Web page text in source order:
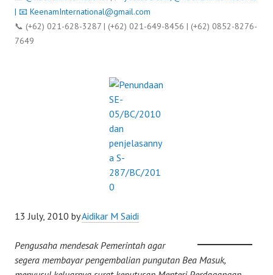
| 📧 KeenamInternational@gmail.com
📞 (+62) 021-628-3287 | (+62) 021-649-8456 | (+62) 0852-8276-
7649
13 July, 2010 byAidikar M Saidi
Pengusaha mendesak Pemerintah agar
segera membayar pengembalian pungutan Bea Masuk,